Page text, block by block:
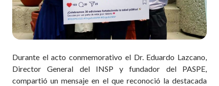
Durante el acto conmemorativo el Dr. Eduardo Lazcano,
Director General del INSP y fundador del PASPE,
compartió un mensaje en el que reconoció la destacada